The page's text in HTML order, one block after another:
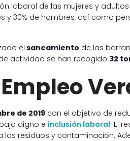
laboral de las mujeres y
y 30% de hombres, así como
el saneamiento de las
actividad se han recogido 32
de 2019 con el objetivo de
digno e inclusión laboral. El
residuos y contaminación.